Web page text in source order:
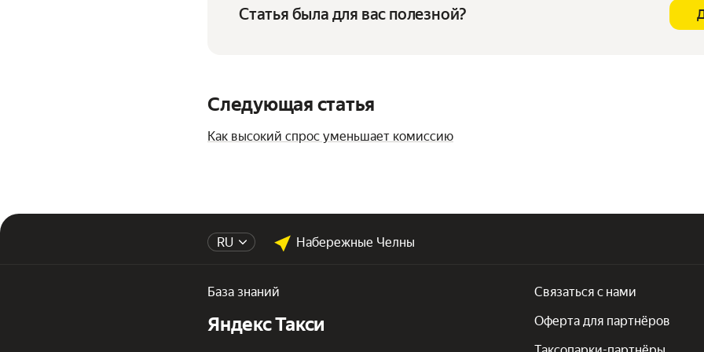
Статья была для вас полезной?
Следующая статья
Как высокий спрос уменьшает комиссию
RU Набережные Челны
База знаний
Яндекс Такси
Связаться с нами
Оферта для партнёров